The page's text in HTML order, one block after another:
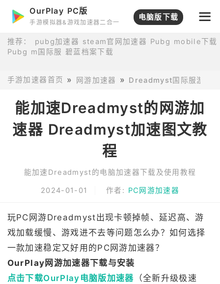
OurPlay PC版
手游模拟器&游戏加速器二合一
电脑版下载
推荐： pubg加速器 steam官网加速器
Pubg mobile下载
Pubg m国际服 碧蓝档案下载
手游加速器首页 网游加速器 Dreadmyst国际服游戏
能加速Dreadmyst的网游加
速器 Dreadmyst加速图文教
程
能加速Dreadmyst的电脑加速器下载及使用教程
2024-01-01 作者: PC网游加速器
玩PC网游Dreadmyst出现卡顿掉帧、延迟高、游
戏加载缓慢、游戏进不去等问题怎么办？如何选择
一款加速稳定又好用的PC网游加速器？
OurPlay网游加速器下载与安装
点击下载OurPlay电脑版加速器 （全新升级极速